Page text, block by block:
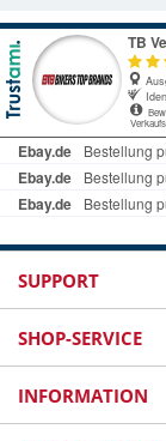
SUPPORT
SHOP-SERVICE
INFORMATION